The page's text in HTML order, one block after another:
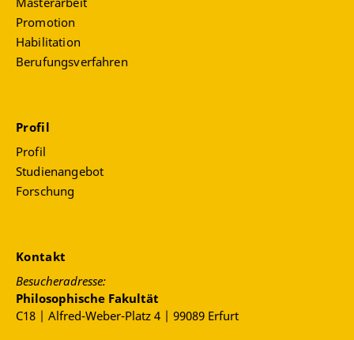
Promotion
Habilitation
Berufungsverfahren
Profil
Profil
Studienangebot
Forschung
Kontakt
Besucheradresse:
Philosophische Fakultät
C18 | Alfred-Weber-Platz 4 | 99089 Erfurt